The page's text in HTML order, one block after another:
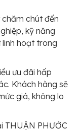
chút đến
kỹ năng
hoạt trong
ưu đãi hấp
Khách hàng sẽ
giá, không lo
THUẬN PHƯỚC